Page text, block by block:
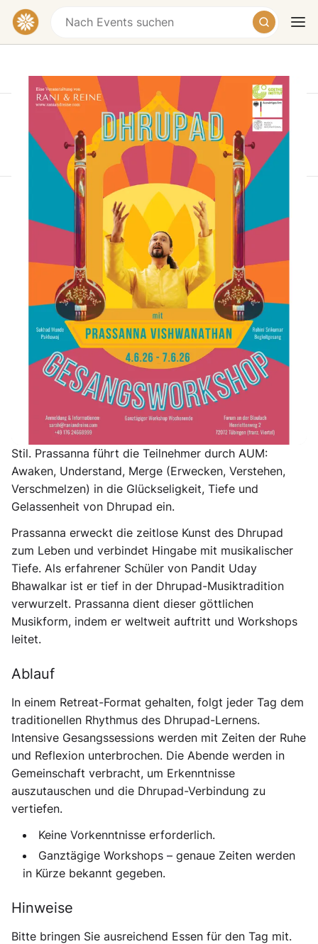
HeuteMorgen Wochenende
Diese Veranstaltung fand statt am Sunday, June 7,
2026 at 05:00 PM
Dhrupad Gesangsworkshop mit
Prassanna Vishwanathan – 4-tägiges
Intensiv-Retreat
Henriettenweg 2, 72072 Tübingen, Germany
€300
Übersicht
Erleben Sie einen intensiven 4-tägigen
Gesangsworkshop mit Prassanna Vishwanathan,
Sänger, Performer und Lehrer der ältesten lebenden
Gesangstradition indischer Raga-Musik, dem Dhrupad-
Stil. Prassanna führt die Teilnehmer durch AUM:
Awaken, Understand, Merge (Erwecken, Verstehen,
Verschmelzen) in die Glückseligkeit, Tiefe und
Gelassenheit von Dhrupad ein.
Prassanna erweckt die zeitlose Kunst des Dhrupad
zum Leben und verbindet Hingabe mit musikalischer
Tiefe. Als erfahrener Schüler von Pandit Uday
Bhawalkar ist er tief in der Dhrupad-Musiktradition
verwurzelt. Prassanna dient dieser göttlichen
Musikform, indem er weltweit auftritt und Workshops
leitet.
Ablauf
In einem Retreat-Format gehalten, folgt jeder Tag dem
traditionellen Rhythmus des Dhrupad-Lernens.
Intensive Gesangssessions werden mit Zeiten der Ruhe
und Reflexion unterbrochen. Die Abende werden in
Gemeinschaft verbracht, um Erkenntnisse
auszutauschen und die Dhrupad-Verbindung zu
vertiefen.
Keine Vorkenntnisse erforderlich.
Ganztägige Workshops – genaue Zeiten werden
in Kürze bekannt gegeben.
Hinweise
Bitte bringen Sie ausreichend Essen für den Tag mit.